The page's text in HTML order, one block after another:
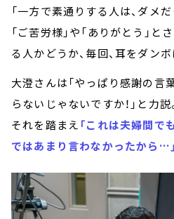
「一方で素通りする人は、ダメ
「ご苦労様」や「ありがとう」
る人かどうか、毎回、耳をダン
大澄さんは「やっぱり感謝の言
らないじゃないですか！」と力説
それを踏まえ 「これは夫婦間で
ではあまり言わなかったから…」